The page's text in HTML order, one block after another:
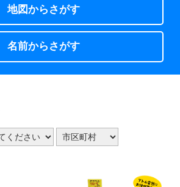
地図からさがす
名前からさがす